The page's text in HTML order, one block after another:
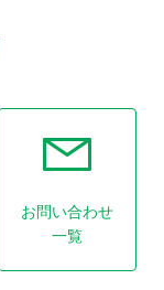
お問い合わせ
一覧